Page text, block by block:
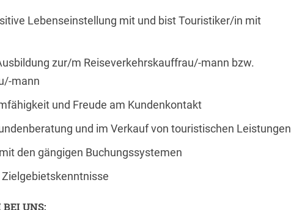
Lebenseinstellung mit und bist Touristiker/in mit
zur/m Reiseverkehrskauffrau/-mann bzw.
mann
und Freude am Kundenkontakt
und im Verkauf von touristischen Leistungen
den gängigen Buchungssystemen
BEI UNS: